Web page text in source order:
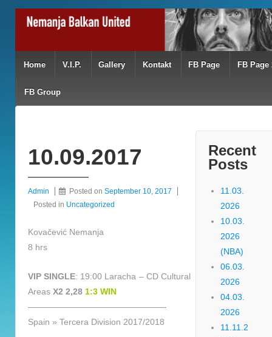
Home V.I.P. Gallery Kontakt FB Page FB Page
FB Group
10.09.2017
Admin Posted on September 10, 2017
Posted in Uncategorized
Kovačević Nemanja
8 hrs
VIP SINGLE: 19:00 Laracha – CD Cultural
Areas X2 2,28 1:3 WIN
————————————————-
Spain » Tercera Division 2017/2018
Recent
Posts
11.03.
2026
10.03.
2026
(NBA)
06.03.
2026
04.03.
2026
11.11.2